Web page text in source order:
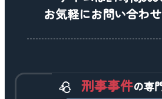
お気軽にお問い合わ
刑事事件の専